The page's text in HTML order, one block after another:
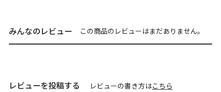
みんなのレビュー この商品のレビューはまだありません。
レビューを投稿する レビューの書き方はこちら